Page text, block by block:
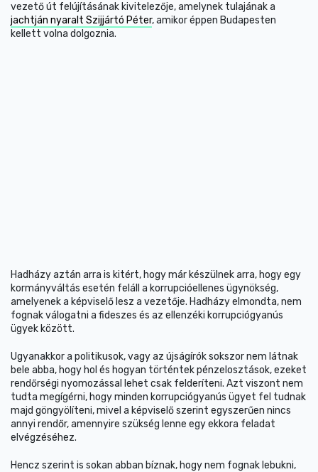
vezető út felújításának kivitelezője, amelynek tulajának a
jachtján nyaralt Szijjártó Péter, amikor éppen Budapesten
kellett volna dolgoznia.
Hadházy aztán arra is kitért, hogy már készülnek arra, hogy egy
kormányváltás esetén feláll a korrupcióellenes ügynökség,
amelyenek a képviselő lesz a vezetője. Hadházy elmondta, nem
fognak válogatni a fideszes és az ellenzéki korrupciógyanús
ügyek között.
Ugyanakkor a politikusok, vagy az újságírók sokszor nem látnak
bele abba, hogy hol és hogyan történtek pénzelosztások, ezeket
rendőrségi nyomozással lehet csak felderíteni. Azt viszont nem
tudta megígérni, hogy minden korrupciógyanús ügyet fel tudnak
majd göngyölíteni, mivel a képviselő szerint egyszerűen nincs
annyi rendőr, amennyire szükség lenne egy ekkora feladat
elvégzéséhez.
Hencz szerint is sokan abban bíznak, hogy nem fognak lebukni,